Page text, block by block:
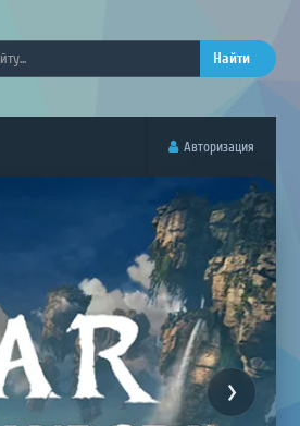
Найти
Авторизация